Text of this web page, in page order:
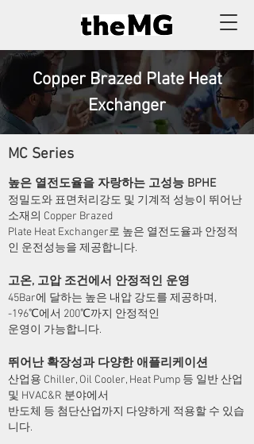
Copper Brazed Plate Heat
Exchanger
MC Series
높은 열전도율을 자랑하는 고성능 BPHE
​정밀도와 표면처리강도 및 기계적 성능이 뛰어난
소재의 Copper Brazed
Plate Heat Exchanger로 높은 열전도율과 안정적
인 운전성능을 제공합니다.
고온, 고압 조건에서 안정적인 운영
45Bar에 달하는 높은 내압 강도를 제공하며,
-196℃에서 200℃까지 안정적인
운영이 가능합니다.
뛰어난 확장성과 다양한 애플리케이션
산업용 Chiller, Oil Cooler, Heat Pump 등 일반 산업
및 HVAC&R 분야에서
반도체 등 첨단산업까지 다양하게 적용할 수 있습
니다.